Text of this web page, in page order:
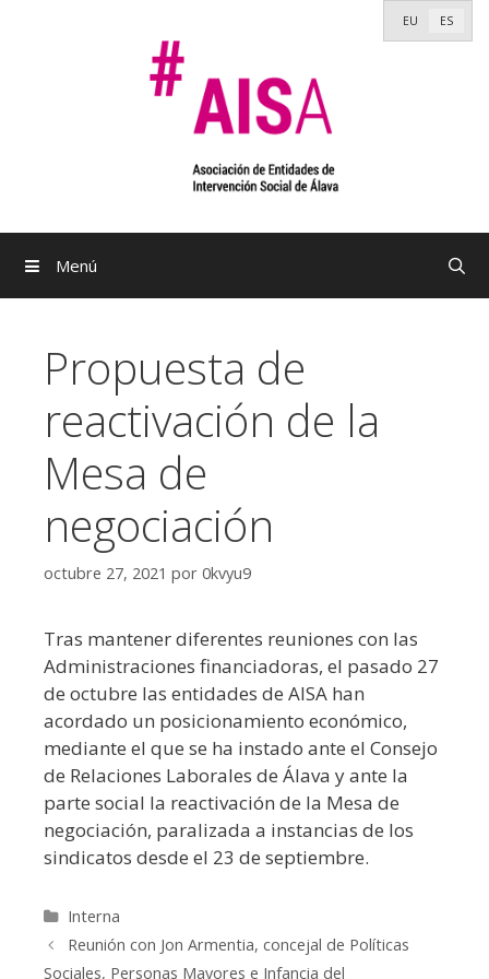
EU ES
Menú
Propuesta de
reactivación de la
Mesa de
negociación
octubre 27, 2021 por 0kvyu9
Tras mantener diferentes reuniones con las
Administraciones financiadoras, el pasado 27
de octubre las entidades de AISA han
acordado un posicionamiento económico,
mediante el que se ha instado ante el Consejo
de Relaciones Laborales de Álava y ante la
parte social la reactivación de la Mesa de
negociación, paralizada a instancias de los
sindicatos desde el 23 de septiembre.
Categorías
Interna
Reunión con Jon Armentia, concejal de Políticas
Sociales, Personas Mayores e Infancia del